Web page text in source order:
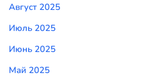
Август 2025
Июль 2025
Июнь 2025
Май 2025